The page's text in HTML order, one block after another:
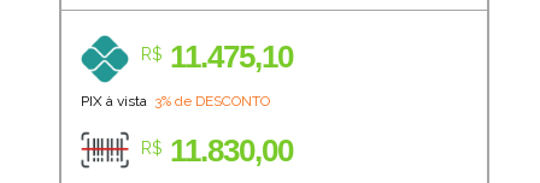
R$ 11.475,10
PIX à vista 3% de DESCONTO
R$ 11.830,00